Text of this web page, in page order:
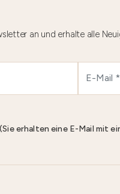
an und erhalte alle
erhalten eine E-Mail mit